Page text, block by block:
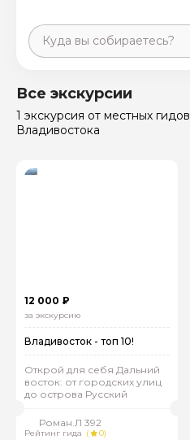
Санкт-Петербург
Россия
Все экскурсии
1 экскурсия от местных гидов
Владивостока
12 000 ₽
за экскурсию
Владивосток - топ 10!
Открой для себя Дальний
восток: от городских улиц
до острова Русский
Роман.Л 392
Рейтинг гида (
0)